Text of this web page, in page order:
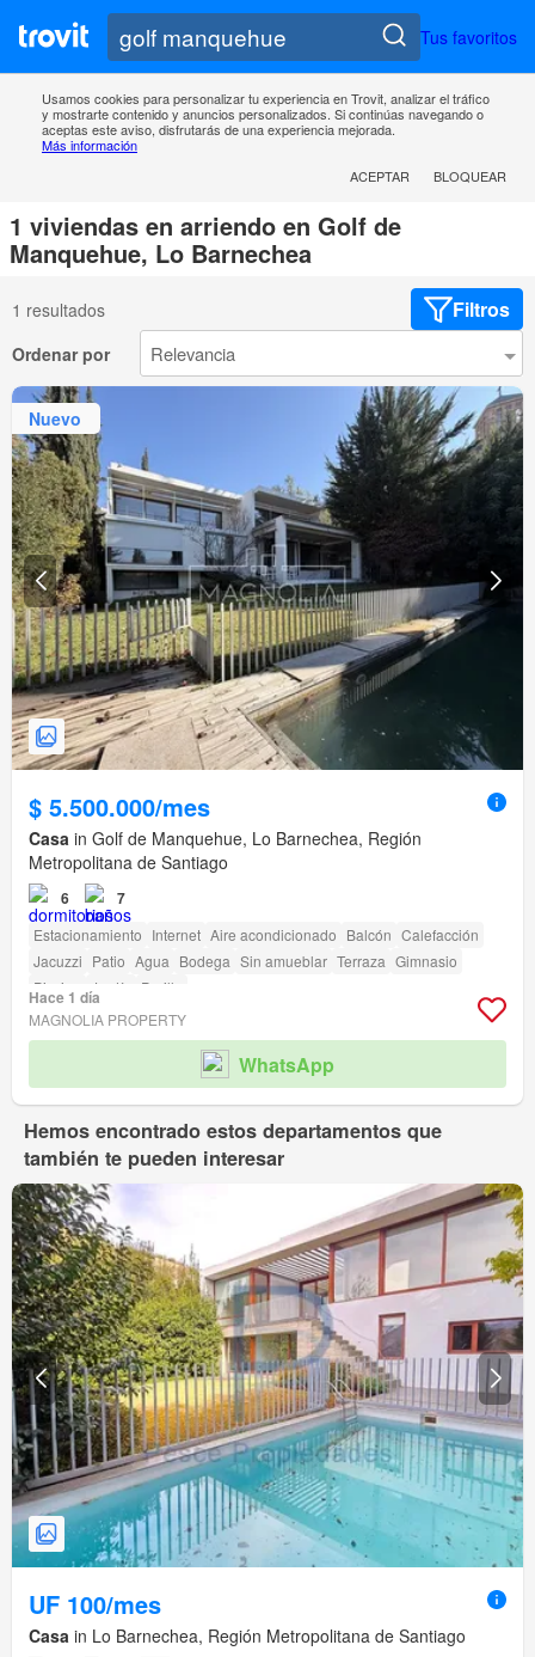
Tus favoritos
Usamos cookies para personalizar tu experiencia en Trovit, analizar el tráfico
y mostrarte contenido y anuncios personalizados. Si continúas navegando o
aceptas este aviso, disfrutarás de una experiencia mejorada.
Más información
ACEPTAR
BLOQUEAR
1 viviendas en arriendo en Golf de
Manquehue, Lo Barnechea
1 resultados Filtros
Ordenar por
Nuevo
$ 5.500.000/mes
Casa in Golf de Manquehue, Lo Barnechea, Región
Metropolitana de Santiago
6 7
Estacionamiento Internet Aire acondicionado Balcón Calefacción
Jacuzzi Patio Agua Bodega Sin amueblar Terraza Gimnasio
Piscina
Jardín Parilla
Hace 1 día
MAGNOLIA PROPERTY
WhatsApp
Hemos encontrado estos departamentos que
también te pueden interesar
UF 100/mes
Casa in Lo Barnechea, Región Metropolitana de Santiago